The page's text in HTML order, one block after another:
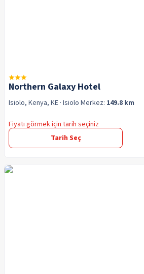
Northern Galaxy Hotel
Isiolo, Kenya, KE · Isiolo Merkez: 149.8 km
Fiyatı görmek için tarih seçiniz
Tarih Seç